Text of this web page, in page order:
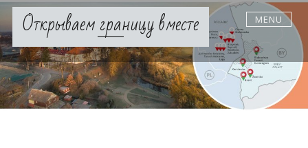
Skip
contentОткрываем границу вместе MENU